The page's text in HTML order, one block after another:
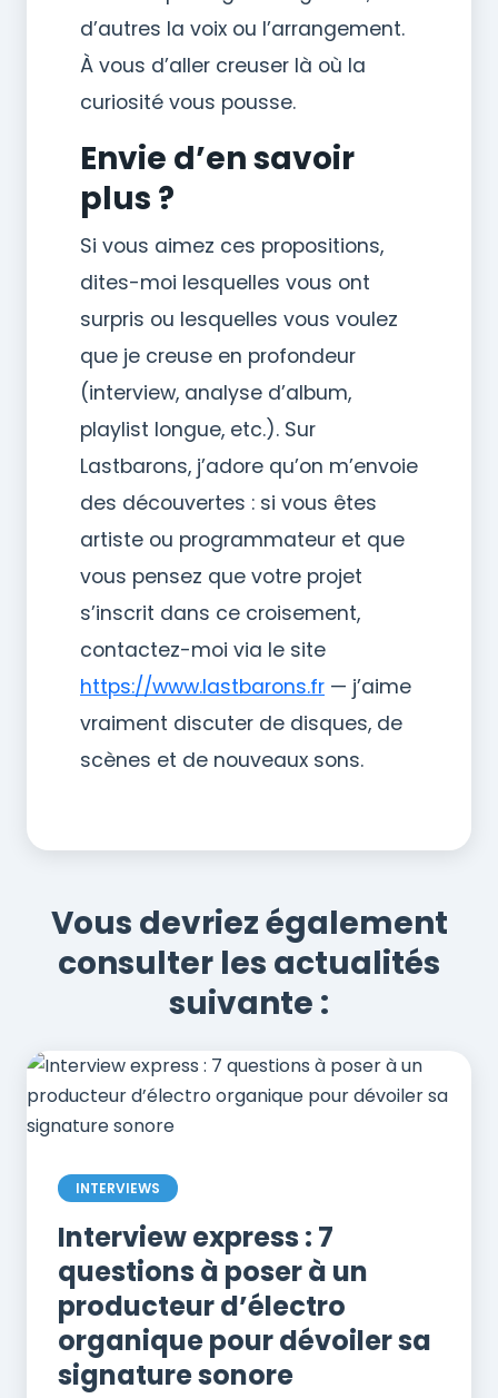
d’autres la voix ou l’arrangement.
À vous d’aller creuser là où la
curiosité vous pousse.
Envie d’en savoir
plus ?
Si vous aimez ces propositions,
dites-moi lesquelles vous ont
surpris ou lesquelles vous voulez
que je creuse en profondeur
(interview, analyse d’album,
playlist longue, etc.). Sur
Lastbarons, j’adore qu’on m’envoie
des découvertes : si vous êtes
artiste ou programmateur et que
vous pensez que votre projet
s’inscrit dans ce croisement,
contactez-moi via le site
https://www.lastbarons.fr — j’aime
vraiment discuter de disques, de
scènes et de nouveaux sons.
Vous devriez également
consulter les actualités
suivante :
INTERVIEWS
Interview express : 7
questions à poser à un
producteur d’électro
organique pour dévoiler sa
signature sonore